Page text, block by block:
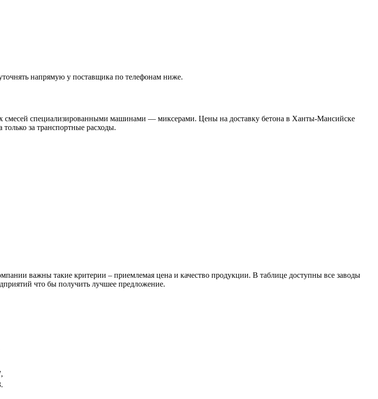
напрямую у поставщика по телефонам ниже.
смесей специализированными машинами — миксерами. Цены на доставку бетона в Ханты-Мансийске
за транспортные расходы.
важны такие критерии – приемлемая цена и качество продукции. В таблице доступны все заводы
что бы получить лучшее предложение.